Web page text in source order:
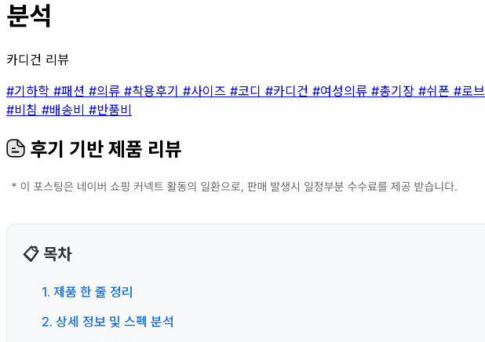
분석
카디건 리뷰
#기하학 #패션 #의류 #착용후기 #사이즈 #코디 #카디건 #여성의류 #총기장 #쉬폰 #로브
#비침 #배송비 #반품비
후기 기반 제품 리뷰
📋 목차
1. 제품 한 줄 정리
2. 상세 정보 및 스펙 분석